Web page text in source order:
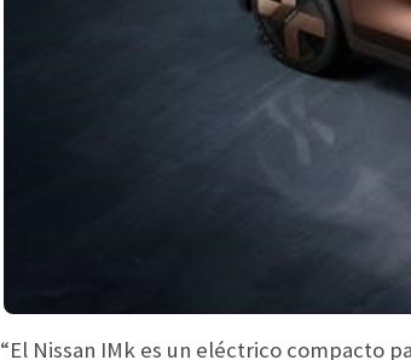
“El Nissan IMk es un eléctrico compacto